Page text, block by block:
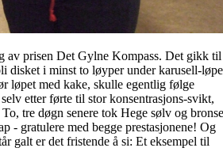
av prisen Det Gylne Kompass. Det gikk til
disket i minst to løyper under karusell-
løpet med kake, skulle egentlig følge
etter førte til stor konsentrasjons-svikt,
tre døgn senere tok Hege sølv og bronse
- gratulere med begge prestasjonene! Og
galt er det fristende å si: Et eksempel til